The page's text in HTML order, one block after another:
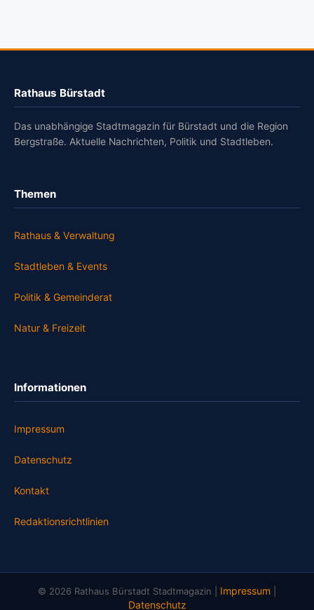
Rathaus Bürstadt
Das unabhängige Stadtmagazin für Bürstadt und die Region
Bergstraße. Aktuelle Nachrichten, Politik und Stadtleben.
Themen
Rathaus & Verwaltung
Stadtleben & Events
Politik & Gemeinderat
Natur & Freizeit
Informationen
Impressum
Datenschutz
Kontakt
Redaktionsrichtlinien
© 2026 Rathaus Bürstadt Stadtmagazin | Impressum
Datenschutz